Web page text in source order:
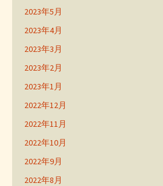
2023年5月
2023年4月
2023年3月
2023年2月
2023年1月
2022年12月
2022年11月
2022年10月
2022年9月
2022年8月